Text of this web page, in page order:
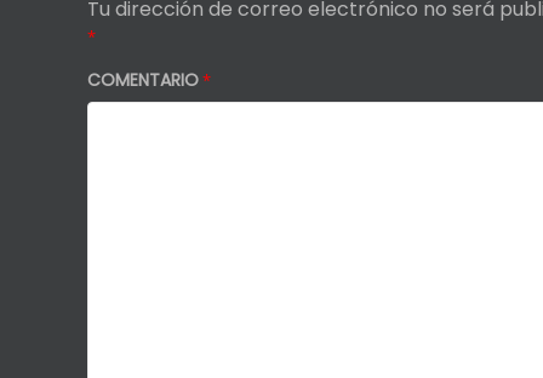
Tu dirección de correo electrónico no será
*
COMENTARIO*